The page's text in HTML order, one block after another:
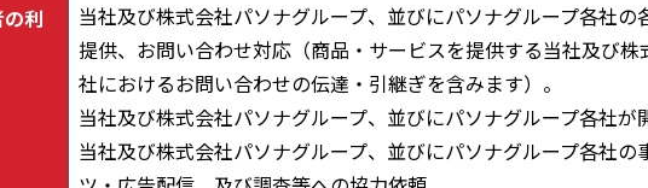
利
当社及び株式会社パソナグループ、並びにパソナグループ各社
提供、お問い合わせ対応（商品・サービスを提供する当社及び
社におけるお問い合わせの伝達・引継ぎを含みます）。
当社及び株式会社パソナグループ、並びにパソナグループ各社が
当社及び株式会社パソナグループ、並びにパソナグループ各社